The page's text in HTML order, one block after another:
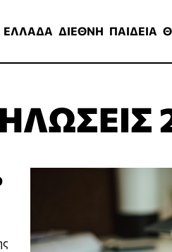
ΕΛΛΑΔΑ ΔΙΕΘΝΗ ΠΑΙΔΕΙΑ